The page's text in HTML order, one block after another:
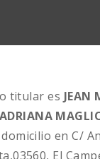
titular es JEAN
en C/
El